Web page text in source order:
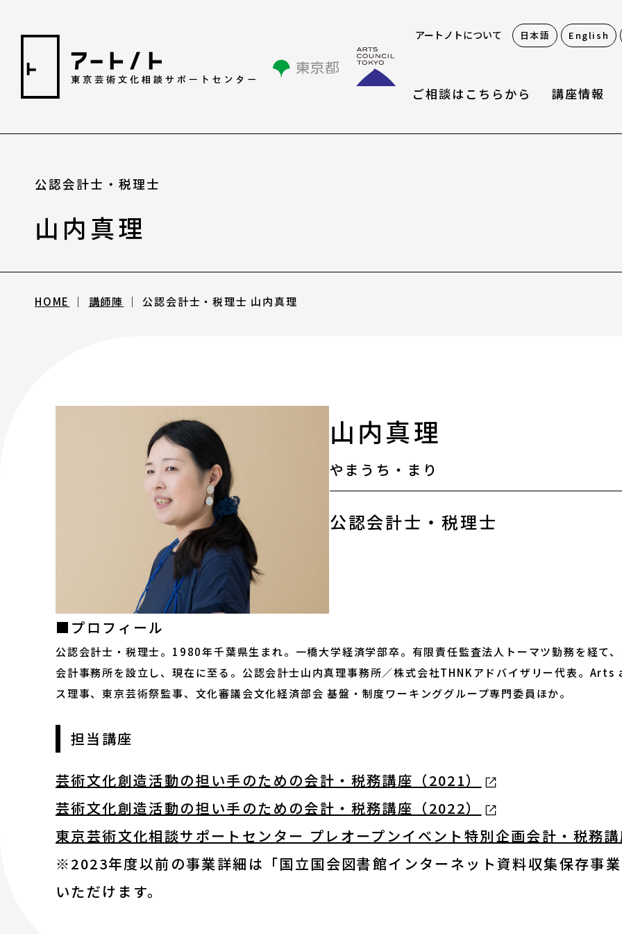
アートノトについて 日本語 English
ご相談はこちらから 講座情報
相談情報
相談情報
専用フォーム
気になる講座を探す
講座ラインアップ
公開中のアーカイブ動画
2025年度 過去の講座
2024年度 過去の講座
2023年度以前 過去の講座
修了生
講師陣
アワード・コンテスト
リンク集
お知らせ・新着情報
アートノトについて
アートノトについて
MESSAGE
お問合せ
サイトポリシー
公認会計士・税理士
山内真理
HOME 講師陣 公認会計士・税理士 山内真理
山内真理
やまうち・まり
公認会計士・税理士
■プロフィール
公認会計士・税理士。1980年千葉県生まれ。一橋大学経済学部卒。有限責任監査法人トーマツ勤務を経て
会計事務所を設立し、現在に至る。公認会計士山内真理事務所／株式会社THNKアドバイザリー代表。
ス理事、東京芸術祭監事、文化審議会文化経済部会 基盤・制度ワーキンググループ専門委員ほか。
担当講座
芸術文化創造活動の担い手のための会計・税務講座（2021）
芸術文化創造活動の担い手のための会計・税務講座（2022）
東京芸術文化相談サポートセンター プレオープンイベント特別企画会計・税務講
※2023年度以前の事業詳細は「国立国会図書館インターネット資料収集保存事
いただけます。